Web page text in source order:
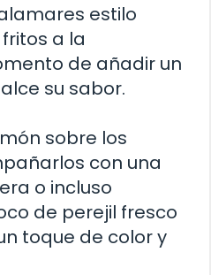
estilo
a la
de añadir un
su sabor.
sobre los
con una
o incluso
de perejil fresco
toque de color y